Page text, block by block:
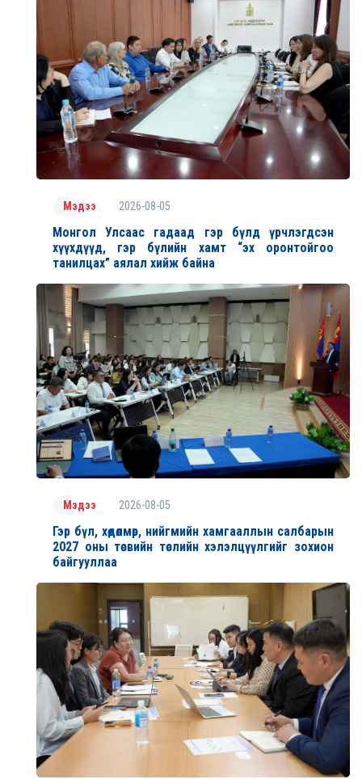
Мэдээ 2026-08-05
Монгол Улсаас гадаад гэр бүлд үрчлэгдсэн
хүүхдүүд, гэр бүлийн хамт “эх оронтойгоо
танилцах” аялал хийж байна
Мэдээ 2026-08-05
Гэр бүл, хөдөлмөр, нийгмийн хамгааллын салбарын
2027 оны төсвийн төслийн хэлэлцүүлгийг зохион
байгууллаа